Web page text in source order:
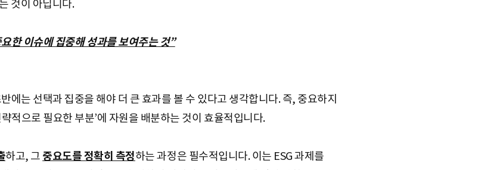
것이 아닙니다.
한 이슈에 집중해 성과를 보여주는 것”
에는 선택과 집중을 해야 더 큰 효과를 볼 수 있다고 생각합니다. 즉, 중요하지
적으로 필요한 부분’에 자원을 배분하는 것이 효율적입니다.
하고, 그 중요도를 정확히 측정하는 과정은 필수적입니다. 이는 ESG 과제를